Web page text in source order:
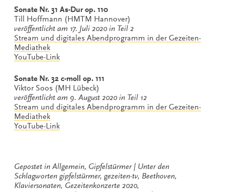
Sonate Nr. 31 As-Dur op. 110
Till Hoffmann (HMTM Hannover)
veröffentlicht am 17. Juli 2020 in Teil 2
Stream und digitales Abendprogramm in der Gezeiten-
Mediathek
YouTube-Link
Sonate Nr. 32 c-moll op. 111
Viktor Soos (MH Lübeck)
veröffentlicht am 9. August 2020 in Teil 12
Stream und digitales Abendprogramm in der Gezeiten-
Mediathek
YouTube-Link
Gepostet in Allgemein, Gipfelstürmer
Unter den
Schlagworten gipfelstürmer, gezeiten-tv, Beethoven,
Klaviersonaten, Gezeitenkonzerte 2020,